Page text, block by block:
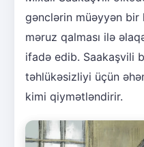
gənclərin müəyyən bir
məruz qalması ilə
ifadə edib. Saakaşvili
təhlükəsizliyi üçün
kimi qiymətləndirir.